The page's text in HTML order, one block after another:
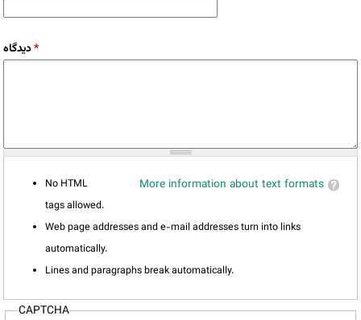
دیدگاه*
More information about text formats
No HTML
tags allowed.
Web page addresses and e-mail addresses turn into links
automatically.
Lines and paragraphs break automatically.
CAPTCHA